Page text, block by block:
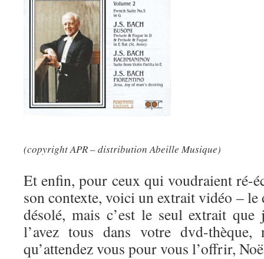
(copyright APR – distribution Abeille Musique)
Et enfin, pour ceux qui voudraient ré-
son contexte, voici un extrait vidéo – le
désolé, mais c’est le seul extrait
l’avez tous dans votre dvd-thèque,
qu’attendez vous pour vous l’offrir,